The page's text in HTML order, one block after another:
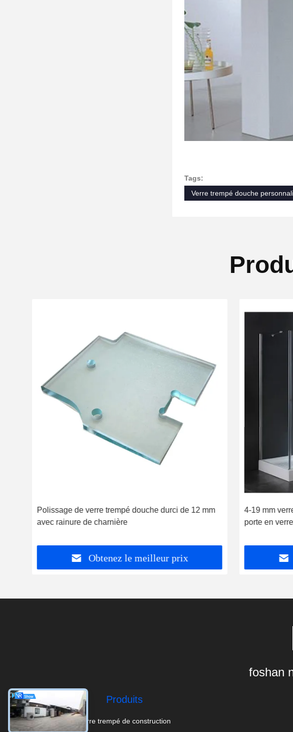
Tags:
Verre trempé douche
Polissage de verre trempé douche durci de 12 mm
avec rainure de charnière
Obtenez le meilleur prix
4-19 mm
porte en
foshan
Produits
Verre trempé de construction